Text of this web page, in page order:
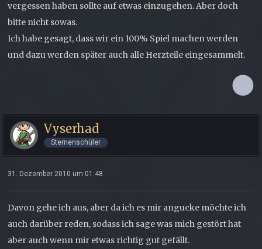
vergessen haben sollte auf etwas einzugehen. Aber doch
bitte nicht sowas.
Ich habe gesagt, dass wir ein 100% Spiel machen werden
und dazu werden später auch alle Herzteile eingesammelt.
Vyserhad
Sternenschüler
31. Dezember 2010 um 01:48
Davon gehe ich aus, aber da ich es mir angucke möchte ich
auch darüber reden, sodass ich sage was mich gestört hat
aber auch wenn mir etwas richtig gut gefällt.